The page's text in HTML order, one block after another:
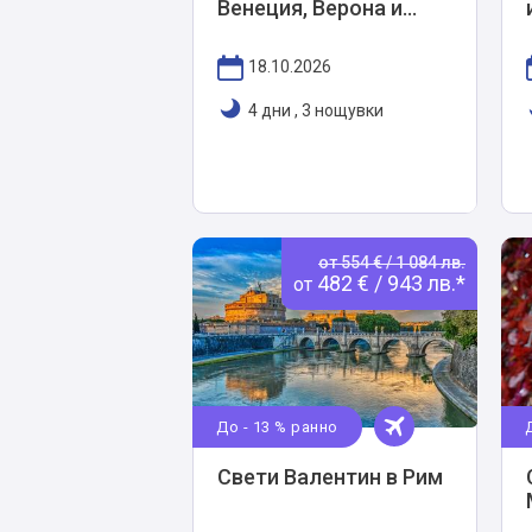
Венеция, Верона и
18.10.2026
4 дни , 3 нощувки
от 554 € / 1 084 лв.
от 482 € / 943 лв.*
До - 13 % ранно
Свети Валентин в Рим